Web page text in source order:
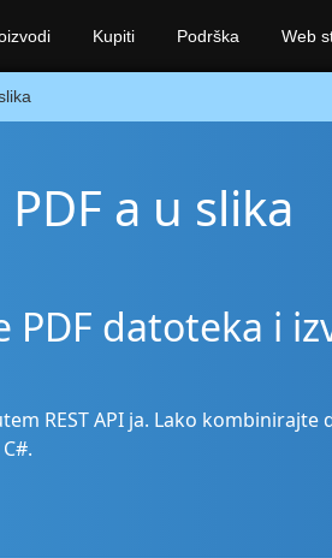
a u slika
PDF datoteka i
REST API ja. Lako kombinirajte
Kupiti Podrška Web